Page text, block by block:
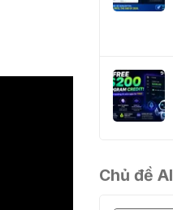
Chủ đề AI